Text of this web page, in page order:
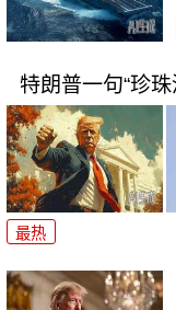
特朗普一句“珍
最热